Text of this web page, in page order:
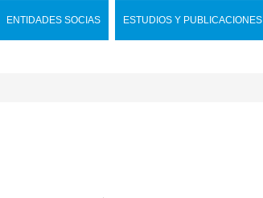
ENTIDADES SOCIAS ESTUDIOS Y PUBLICACIONES